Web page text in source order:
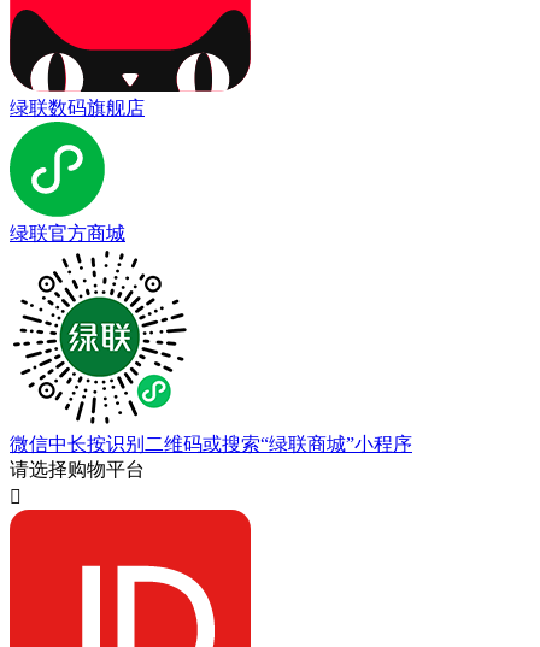
绿联数码旗舰店
绿联官方商城
微信中长按识别二维码或搜索“绿联商城”小程序
请选择购物平台
